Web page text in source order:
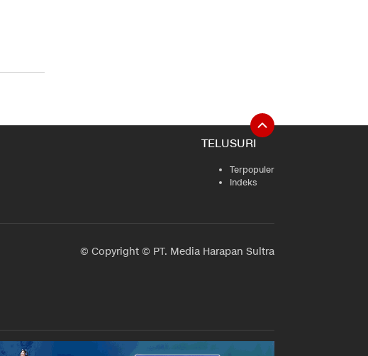
TELUSURI
Terpopuler
Indeks
© Copyright © PT. Media Harapan Sultra